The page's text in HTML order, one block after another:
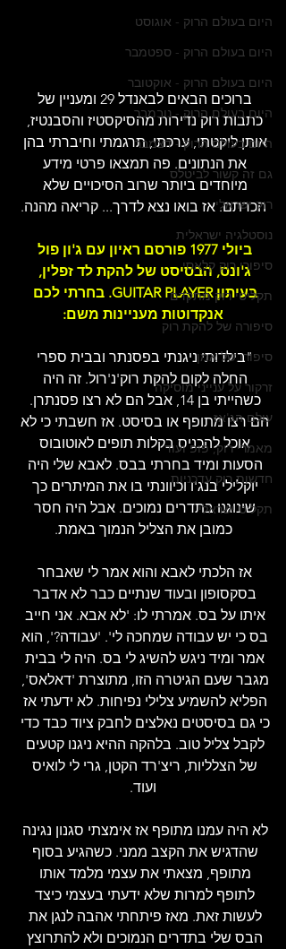
היום בעולם הרוק - אוגוסט
היום בעולם הרוק - ספטמבר
היום בעולם הרוק - אוקטובר
היום בעולם הרוק - נובמבר
היום בעולם הרוק - דצמבר
גם זה קשור לביטלס
רוק ישראלי
נוסטלגיה ישראלית
סיפורי רוק קלאסי
תקליטי רוק מתקדם
סיפורה של להקת רוק
סיפורו של אמן
זרקור על ענייני מוסיקה
עולם הג'אז
מאמרי רוק, פופ ועוד
חדשות רוק עדכניות
תקליט ישראלי
ברוכים הבאים לבאנדל 29 ומעניין של
כתבות רוק נדירות מהסיקסטיז והסבנטיז,
אותן ליקטתי, ערכתי, תרגמתי וחיברתי בהן
את הנתונים. פה תמצאו פרטי מידע
מיוחדים ביותר שרוב הסיכויים שלא
הכרתם. אז בואו נצא לדרך... קריאה מהנה.
ביולי 1977 פורסם ראיון עם ג'ון פול
ג'ונס, הבסיסט של להקת לד זפלין,
בעיתון GUITAR PLAYER. בחרתי לכם
אנקדוטות מעניינות משם:
"בילדותי ניגנתי בפסנתר ובבית ספרי
החלה לקום להקת רוק'נ'רול. זה היה
כשהייתי בן 14, אבל הם לא רצו פסנתרן.
הם רצו מתופף או בסיסט. אז חשבתי כי לא
אוכל להכניס בקלות תופים לאוטובוס
הסעות ומיד בחרתי בבס. לאבא שלי היה
יוקלילי בנג'ו וכיוונתי בו את המיתרים כך
שינוגנו בתדרים נמוכים. אבל היה חסר
כמובן את הצליל הנמוך באמת.
אז הלכתי לאבא והוא אמר לי שאבחר
בסקסופון ובעוד שנתיים כבר לא אדבר
איתו על בס. אמרתי לו: 'לא אבא. אני חייב
בס כי יש עבודה שמחכה לי'. 'עבודה?', הוא
אמר ומיד ניגש להשיג לי בס. היה לי בבית
מגבר שעם הגיטרה הזו, מתוצרת 'דאלאס',
הפליא להשמיע צלילי נפיחות. לא ידעתי אז
כי גם בסיסטים נאלצים לחבק ציוד כבד כדי
לקבל צליל טוב. בלהקה ההיא ניגנו קטעים
של הצלליות, ריצ'רד הקטן, גרי לי לואיס
ועוד.
לא היה עמנו מתופף אז אימצתי סגנון נגינה
שהדגיש את הקצב ממני. כשהגיע בסוף
מתופף, מצאתי את עצמי מלמד אותו
לתופף למרות שלא ידעתי בעצמי כיצד
לעשות זאת. מאז פיתחתי אהבה לנגן את
הבס שלי בתדרים הנמוכים ולא להתרוצץ